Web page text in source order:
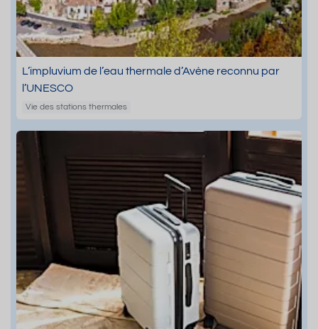
L’impluvium de l’eau thermale d’Avène reconnu par
l’UNESCO
Vie des stations thermales